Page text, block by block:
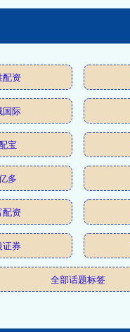
配资
国际
宝
多
配资
证券
全部话题标签